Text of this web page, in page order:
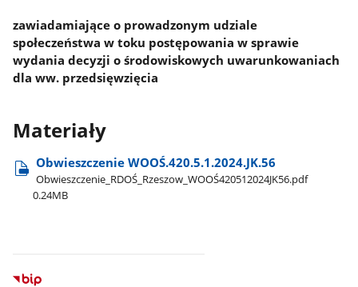
zawiadamiające o prowadzonym udziale
społeczeństwa w toku postępowania w sprawie
wydania decyzji o środowiskowych uwarunkowaniach
dla ww. przedsięwzięcia
Materiały
Obwieszczenie WOOŚ.420.5.1.2024.JK.56
Obwieszczenie​_RDOŚ​_Rzeszow​_WOOŚ420512024JK56.pdf
0.24MB